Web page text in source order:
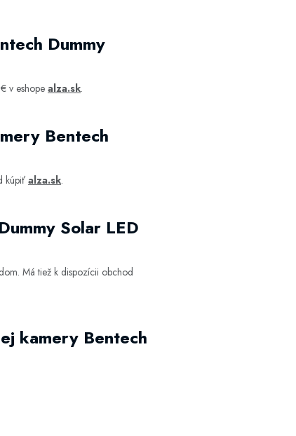
Dummy
v eshopealza.sk.
Bentech
kúpiťalza.sk.
Solar LED
Má tiež k dispozícii obchod
kamery Bentech